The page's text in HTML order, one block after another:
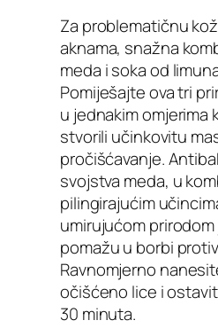
Za problematičnu
aknama, snažna
meda i soka od
Pomiješajte ova tri
u jednakim omjerima
stvorili učinkovitu
pročišćavanje.
svojstva meda, u
pilingirajućim
umirujućom
pomažu u borbi
Ravnomjerno
očišćeno lice i
30 minuta.